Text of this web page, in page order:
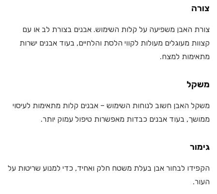
צורה
צורת האבן משפיעה על קלות השימוש. אבנים בצורת לב או עם
קצוות מעוגלים מעולות לקווי הלסת והלחיים, בעוד אבנים ישרות
מתאימות למצח.
משקל
משקל האבן חשוב לנוחות השימוש – אבנים קלות מתאימות לעיסוי
ממושך, בעוד אבנים כבדות מאפשרות טיפול עמוק יותר.
גימור
הקפידו לבחור אבן בעלת משטח חלק ואחיד, כדי למנוע שריטות על
העור.